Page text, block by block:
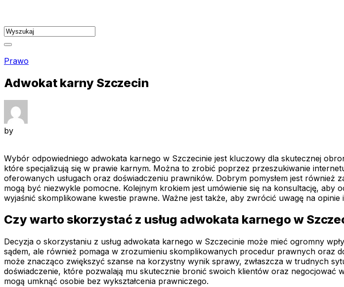
content
Prawo
Adwokat karny Szczecin
by
Wybór odpowiedniego adwokata karnego w Szczecinie jest kluczowy dla skutecznej
które specjalizują się w prawie karnym. Można to zrobić poprzez przeszukiwanie
oferowanych usługach oraz doświadczeniu prawników. Dobrym pomysłem jest
mogą być niezwykle pomocne. Kolejnym krokiem jest umówienie się na konsultację,
wyjaśnić skomplikowane kwestie prawne. Ważne jest także, aby zwrócić uwagę na
Czy warto skorzystać z usług adwokata karnego w
Decyzja o skorzystaniu z usług adwokata karnego w Szczecinie może mieć ogromny
sądem, ale również pomaga w zrozumieniu skomplikowanych procedur prawnych oraz
może znacząco zwiększyć szanse na korzystny wynik sprawy, zwłaszcza w trudnych
doświadczenie, które pozwalają mu skutecznie bronić swoich klientów oraz
mogą umknąć osobie bez wykształcenia prawniczego.